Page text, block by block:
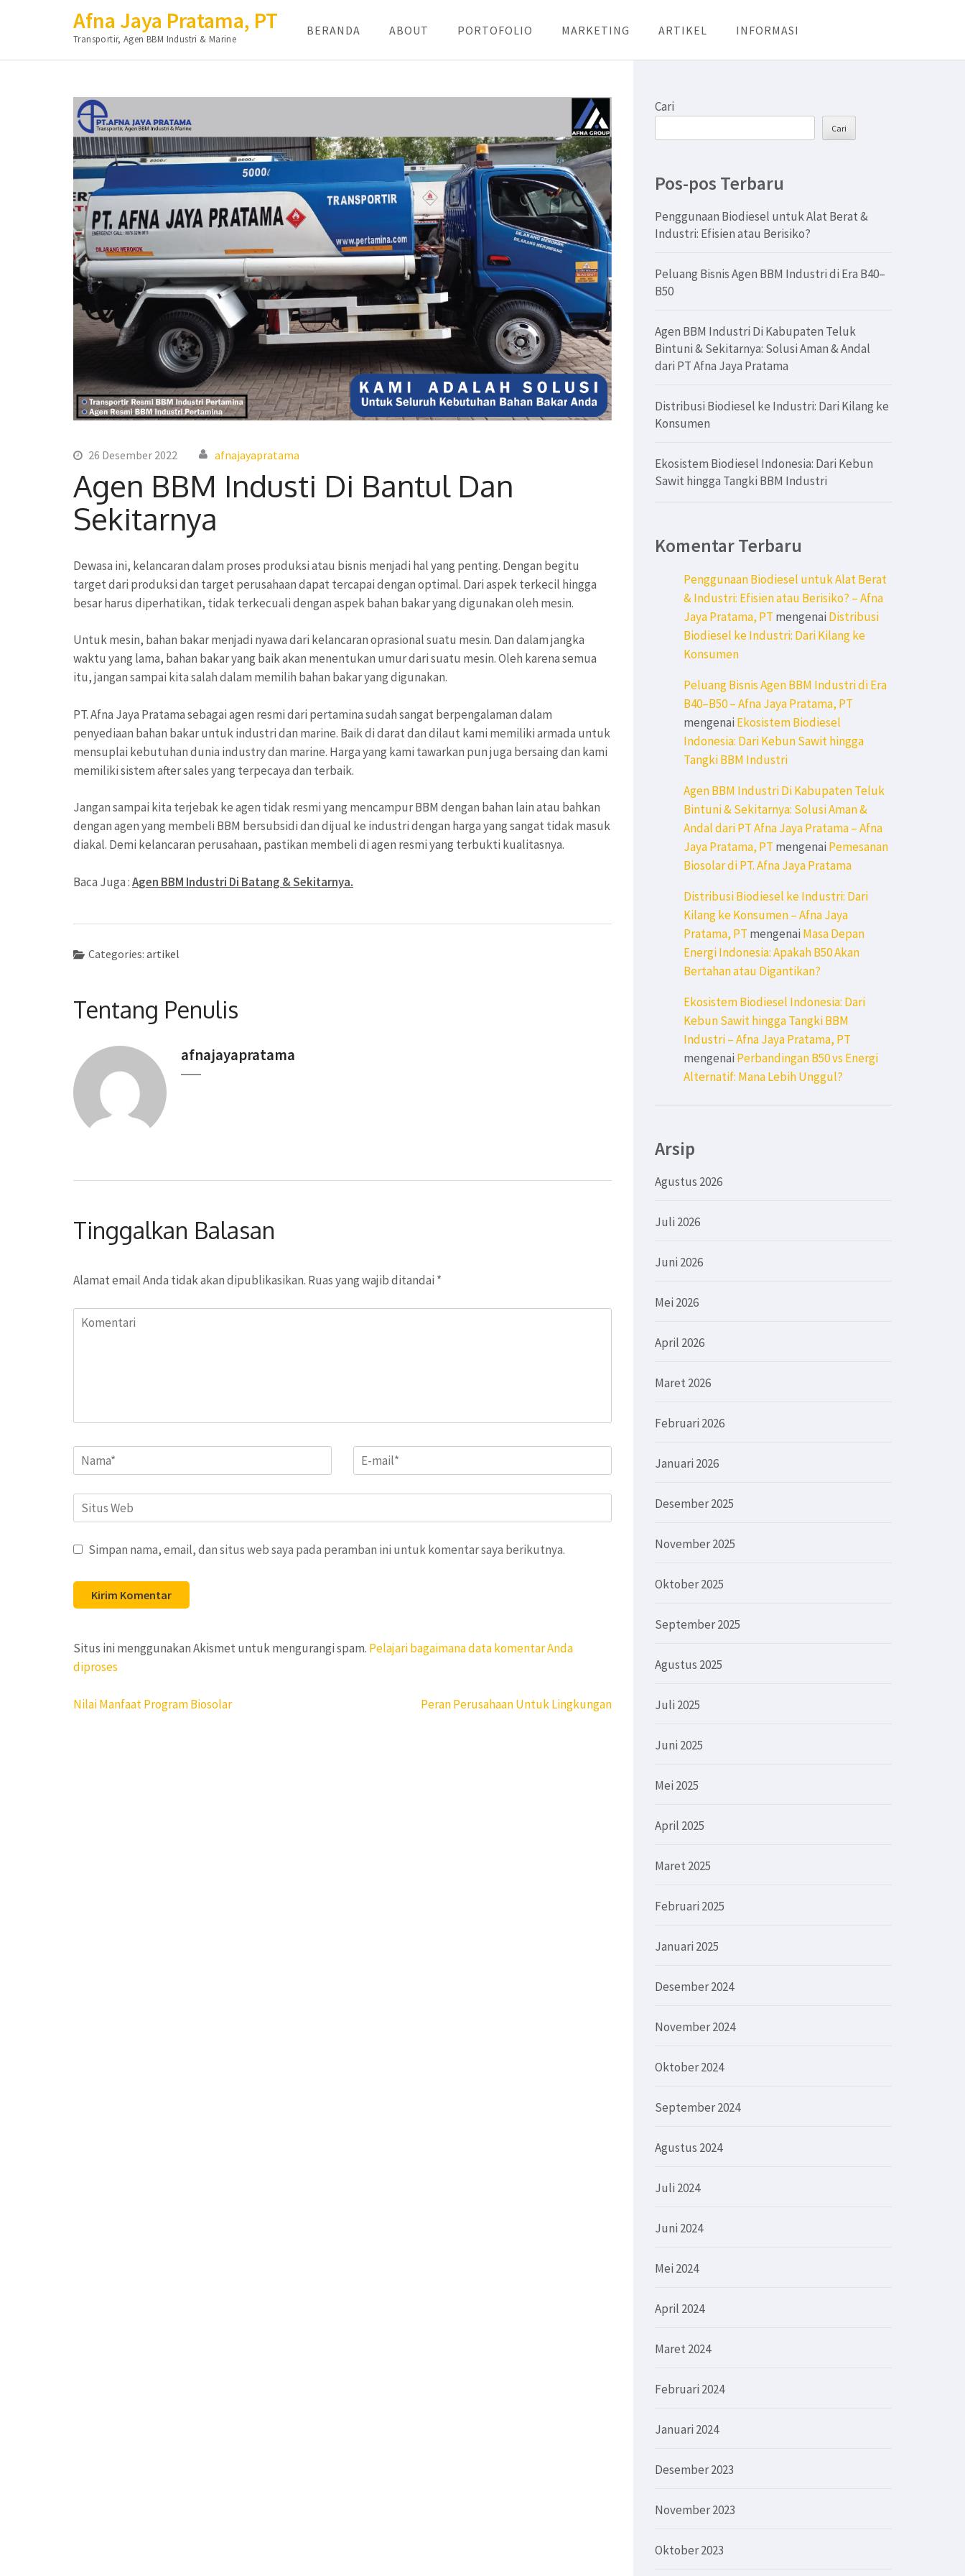
Afna Jaya Pratama, PT
Transportir, Agen BBM Industri & Marine
BERANDA ABOUT PORTOFOLIO MARKETING ARTIKEL INFORMASI
26 Desember 2022 afnajayapratama
Agen BBM Industi Di Bantul Dan
Sekitarnya
Dewasa ini, kelancaran dalam proses produksi atau bisnis menjadi hal yang penting. Dengan begitu
target dari produksi dan target perusahaan dapat tercapai dengan optimal. Dari aspek terkecil hingga
besar harus diperhatikan, tidak terkecuali dengan aspek bahan bakar yang digunakan oleh mesin.
Untuk mesin, bahan bakar menjadi nyawa dari kelancaran oprasional suatu mesin. Dan dalam jangka
waktu yang lama, bahan bakar yang baik akan menentukan umur dari suatu mesin. Oleh karena semua
itu, jangan sampai kita salah dalam memilih bahan bakar yang digunakan.
PT. Afna Jaya Pratama sebagai agen resmi dari pertamina sudah sangat berpengalaman dalam
penyediaan bahan bakar untuk industri dan marine. Baik di darat dan dilaut kami memiliki armada untuk
mensuplai kebutuhan dunia industry dan marine. Harga yang kami tawarkan pun juga bersaing dan kami
memiliki sistem after sales yang terpecaya dan terbaik.
Jangan sampai kita terjebak ke agen tidak resmi yang mencampur BBM dengan bahan lain atau bahkan
dengan agen yang membeli BBM bersubsidi dan dijual ke industri dengan harga yang sangat tidak masuk
diakal. Demi kelancaran perusahaan, pastikan membeli di agen resmi yang terbukti kualitasnya.
Baca Juga :Agen BBM Industri Di Batang & Sekitarnya.
Categories: artikel
Tentang Penulis
afnajayapratama
Tinggalkan Balasan
Alamat email Anda tidak akan dipublikasikan. Ruas yang wajib ditandai *
Komentari
Name* Email*
Situs
Web
Simpan nama, email, dan situs web saya pada peramban ini untuk komentar saya berikutnya.
Situs ini menggunakan Akismet untuk mengurangi spam. Pelajari bagaimana data komentar Anda
diproses
Navigasi
Nilai Manfaat Program Biosolar Peran Perusahaan Untuk Lingkungan
Cari
Cari
Pos-pos Terbaru
Penggunaan Biodiesel untuk Alat Berat &
Industri: Efisien atau Berisiko?
Peluang Bisnis Agen BBM Industri di Era B40–
B50
Agen BBM Industri Di Kabupaten Teluk
Bintuni & Sekitarnya: Solusi Aman & Andal
dari PT Afna Jaya Pratama
Distribusi Biodiesel ke Industri: Dari Kilang ke
Konsumen
Ekosistem Biodiesel Indonesia: Dari Kebun
Sawit hingga Tangki BBM Industri
Komentar Terbaru
Penggunaan Biodiesel untuk Alat Berat
& Industri: Efisien atau Berisiko? – Afna
Jaya Pratama, PT mengenai Distribusi
Biodiesel ke Industri: Dari Kilang ke
Konsumen
Peluang Bisnis Agen BBM Industri di Era
B40–B50 – Afna Jaya Pratama, PT
mengenai Ekosistem Biodiesel
Indonesia: Dari Kebun Sawit hingga
Tangki BBM Industri
Agen BBM Industri Di Kabupaten Teluk
Bintuni & Sekitarnya: Solusi Aman &
Andal dari PT Afna Jaya Pratama – Afna
Jaya Pratama, PT mengenai Pemesanan
Biosolar di PT. Afna Jaya Pratama
Distribusi Biodiesel ke Industri: Dari
Kilang ke Konsumen – Afna Jaya
Pratama, PT mengenai Masa Depan
Energi Indonesia: Apakah B50 Akan
Bertahan atau Digantikan?
Ekosistem Biodiesel Indonesia: Dari
Kebun Sawit hingga Tangki BBM
Industri – Afna Jaya Pratama, PT
mengenai Perbandingan B50 vs Energi
Alternatif: Mana Lebih Unggul?
Arsip
Agustus 2026
Juli 2026
Juni 2026
Mei 2026
April 2026
Maret 2026
Februari 2026
Januari 2026
Desember 2025
November 2025
Oktober 2025
September 2025
Agustus 2025
Juli 2025
Juni 2025
Mei 2025
April 2025
Maret 2025
Februari 2025
Januari 2025
Desember 2024
November 2024
Oktober 2024
September 2024
Agustus 2024
Juli 2024
Juni 2024
Mei 2024
April 2024
Maret 2024
Februari 2024
Januari 2024
Desember 2023
November 2023
Oktober 2023